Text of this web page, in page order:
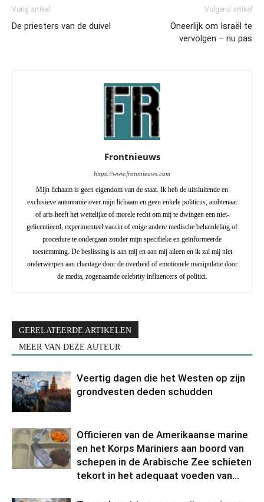
Vorig artikel
De priesters van de duivel
Volgend artikel
Oneerlijk om Israël te
vervolgen – nu pas
Frontnieuws
https://www.frontnieuws.com
Mijn lichaam is geen eigendom van de staat. Ik heb de uitsluitende en
exclusieve autonomie over mijn lichaam en geen enkele politicus, ambtenaar
of arts heeft het wettelijke of morele recht om mij te dwingen een niet-
gelicentieerd, experimenteel vaccin of enige andere medische behandeling of
procedure te ondergaan zonder mijn specifieke en geïnformeerde
toestemming. De beslissing is aan mij en aan mij alleen en ik zal mij niet
onderwerpen aan chantage door de overheid of emotionele manipulatie door
de media, zogenaamde celebrity influencers of politici.
GERELATEERDE ARTIKELEN
MEER VAN DEZE AUTEUR
Veertig dagen die het Westen op zijn
grondvesten deden schudden
Officieren van de Amerikaanse marine
en het Korps Mariniers aan boord van
schepen in de Arabische Zee schieten
tekort in het adequaat voeden van...